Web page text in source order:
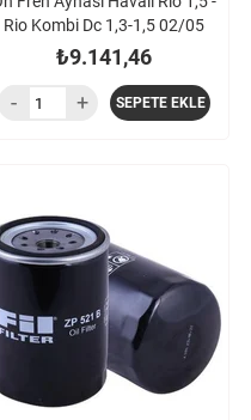
Rio Kombi Dc 1,3-1,5 02/05
₺9.141,46
SEPETE EKLE